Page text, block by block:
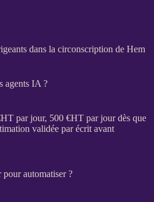
dans la circonscription de Hem
agents IA ?
HTpar jour, 500 €HTpar jour dès que
validée par écrit avant
pour automatiser ?